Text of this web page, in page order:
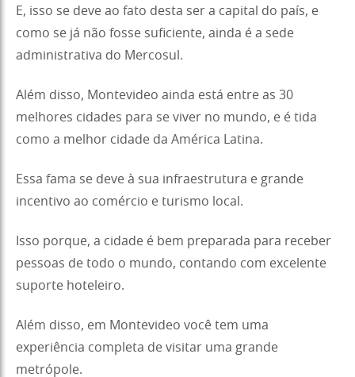
E, isso se deve ao fato desta ser a capital do país, e
como se já não fosse suficiente, ainda é a sede
administrativa do Mercosul.
Além disso, Montevideo ainda está entre as 30
melhores cidades para se viver no mundo, e é tida
como a melhor cidade da América Latina.
Essa fama se deve à sua infraestrutura e grande
incentivo ao comércio e turismo local.
Isso porque, a cidade é bem preparada para receber
pessoas de todo o mundo, contando com excelente
suporte hoteleiro.
Além disso, em Montevideo você tem uma
experiência completa de visitar uma grande
metrópole.